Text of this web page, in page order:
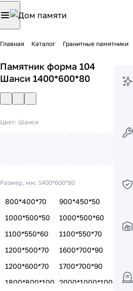
Главная Каталог Гранитные памятники
Памятник форма 104
Шанси 1400*600*80
Цвет: Шанси
Размер, мм: 1400*600*80
800*400*70
900*450*50
1000*500*50
1000*500*60
1100*550*60
1100*550*70
1200*500*70
1600*700*90
1200*600*70
1700*700*90
1800*800*100 2000*1000*100